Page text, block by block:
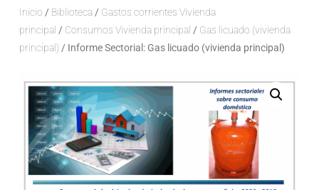
Inicio / Biblioteca/ Gastos corrientes Vivienda
principal / Consumos Vivienda principal / Gas licuado (vivienda
principal) / Informe Sectorial: Gas licuado (vivienda principal)